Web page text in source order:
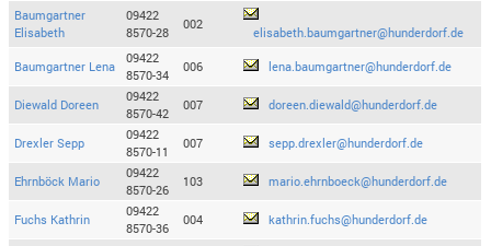
Baumgartner
Elisabeth
09422
8570-28
002
elisabeth.baumgartner@hunderdorf.de
Baumgartner Lena
09422
8570-34
006 lena.baumgartner@hunderdorf.de
Diewald Doreen
09422
8570-42
007 doreen.diewald@hunderdorf.de
Drexler Sepp
09422
8570-11
007 sepp.drexler@hunderdorf.de
Ehrnböck Mario
09422
8570-26
103 mario.ehrnboeck@hunderdorf.de
Fuchs Kathrin
09422
8570-36
004 kathrin.fuchs@hunderdorf.de